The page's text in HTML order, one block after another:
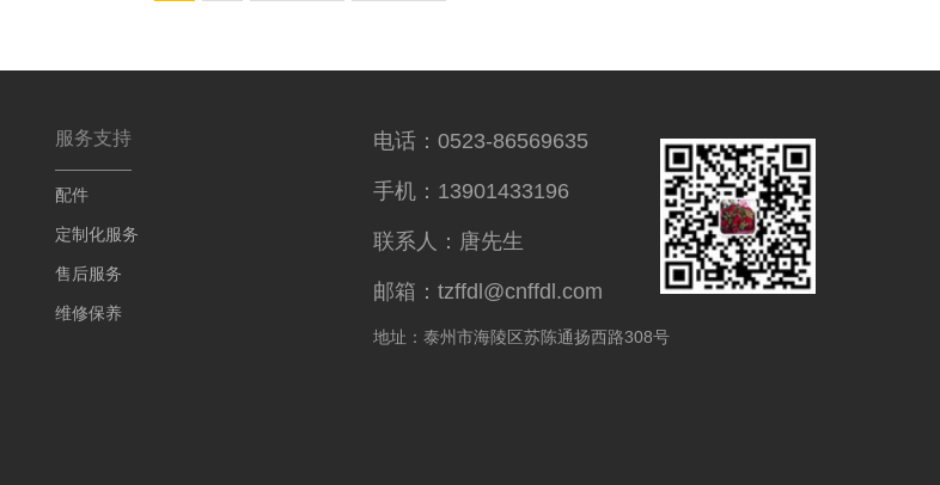
服务支持
配件
定制化服务
售后服务
维修保养
电话：0523-86569635
手机：13901433196
联系人：唐先生
邮箱：tzffdl@cnffdl.com
地址：泰州市海陵区苏陈通扬西路308号